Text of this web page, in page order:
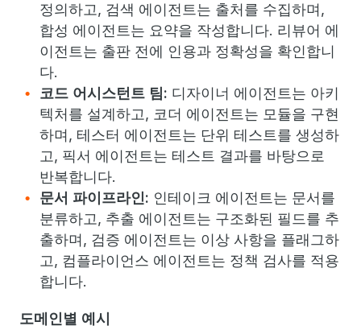
정의하고, 검색 에이전트는 출처를 수집하며,
합성 에이전트는 요약을 작성합니다. 리뷰어 에
이전트는 출판 전에 인용과 정확성을 확인합니
다.
코드 어시스턴트 팀: 디자이너 에이전트는 아키
텍처를 설계하고, 코더 에이전트는 모듈을 구현
하며, 테스터 에이전트는 단위 테스트를 생성하
고, 픽서 에이전트는 테스트 결과를 바탕으로
반복합니다.
문서 파이프라인: 인테이크 에이전트는 문서를
분류하고, 추출 에이전트는 구조화된 필드를 추
출하며, 검증 에이전트는 이상 사항을 플래그하
고, 컴플라이언스 에이전트는 정책 검사를 적용
합니다.
도메인별 예시